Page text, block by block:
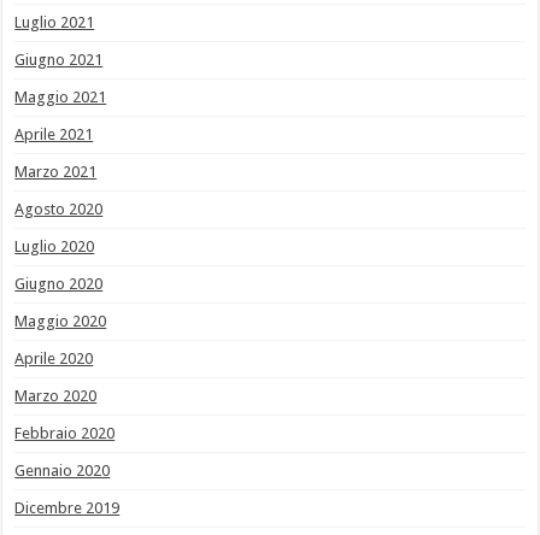
Luglio 2021
Giugno 2021
Maggio 2021
Aprile 2021
Marzo 2021
Agosto 2020
Luglio 2020
Giugno 2020
Maggio 2020
Aprile 2020
Marzo 2020
Febbraio 2020
Gennaio 2020
Dicembre 2019